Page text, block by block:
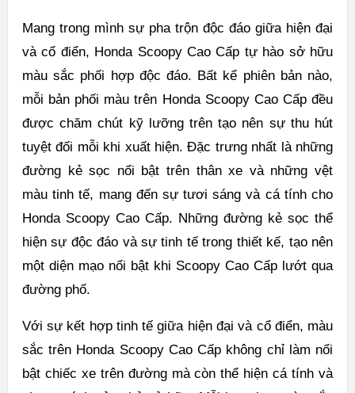
Mang trong mình sự pha trộn độc đáo giữa hiện đại
và cổ điển, Honda Scoopy Cao Cấp tự hào sở hữu
màu sắc phối hợp độc đáo. Bất kể phiên bản nào,
mỗi bản phối màu trên Honda Scoopy Cao Cấp đều
được chăm chút kỹ lưỡng trên tạo nên sự thu hút
tuyệt đối mỗi khi xuất hiện. Đặc trưng nhất là những
đường kẻ sọc nổi bật trên thân xe và những vệt
màu tinh tế, mang đến sự tươi sáng và cá tính cho
Honda Scoopy Cao Cấp. Những đường kẻ sọc thể
hiện sự độc đáo và sự tinh tế trong thiết kế, tạo nên
một diện mạo nổi bật khi Scoopy Cao Cấp lướt qua
đường phố.
Với sự kết hợp tinh tế giữa hiện đại và cổ điển, màu
sắc trên Honda Scoopy Cao Cấp không chỉ làm nổi
bật chiếc xe trên đường mà còn thể hiện cá tính và